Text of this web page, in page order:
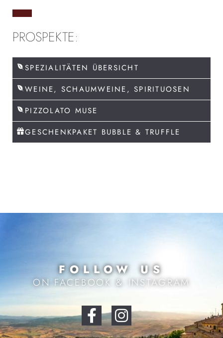
PROSPEKTE:
SPEZIALITÄTEN ÜBERSICHT
WEINE, SCHAUMWEINE, SPIRITUOSEN
PIZZOLATO MUSE
GESCHENKPAKET BUBBLE & TRUFFLE
FOLLOW US
ON FACEBOOK & INSTAGRAM